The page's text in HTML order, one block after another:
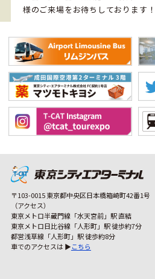
様のご来場をお待ちしております！
〒103-0015 東京都中央区日本橋箱崎町42番1号
（アクセス）
東京メトロ半蔵門線「水天宮前」駅 直結
東京メトロ日比谷線「人形町」駅 徒歩約7分
都営浅草線「人形町」駅 徒歩約8分
車でのアクセスは ▶こちら